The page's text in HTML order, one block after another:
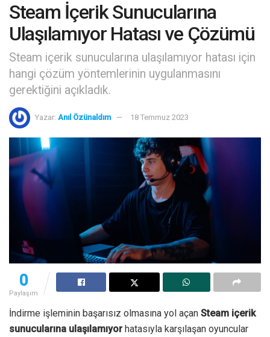
Steam İçerik Sunucularına
Ulaşılamıyor Hatası ve Çözümü
Steam içerik sunucularına ulaşılamıyor hatası için
hangi çözüm yöntemlerinin uygulanmasını
gerektiğini açıkladık.
Yazar: Anıl Özünaldım 18 Temmuz 2023
0
Paylaşım
İndirme işleminin başarısız olmasına yol açan Steam içerik
sunucularına ulaşılamıyorhatasıyla karşılaşan oyuncular